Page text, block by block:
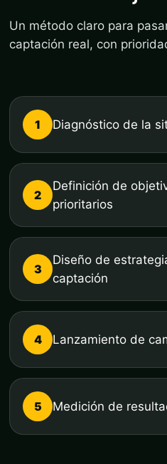
Un método claro para
captación real, con
1 Diagnóstico de la
2
Definición de
prioritarios
3
Diseño de
captación
4 Lanzamiento de
5 Medición de